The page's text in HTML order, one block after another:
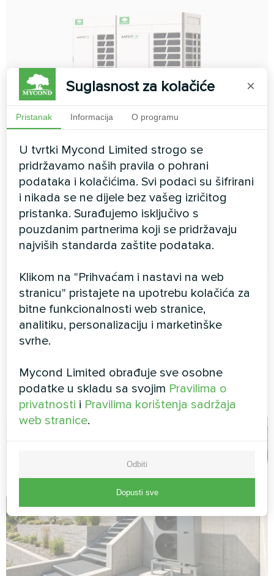
MRF 7
Serija MRF 7-H nudi nove mogućnosti: do četiri
vanjske jedinice sada se mogu kombinirati u sustav
s rasponom kapaciteta od 25 do 380 kW.
VIŠE PROIZVODA
Blog
Suglasnost za kolačiće ×
Pristanak Informacija O programu
U tvrtki Mycond Limited strogo se
pridržavamo naših pravila o pohrani
podataka i kolačićima. Svi podaci su šifrirani
i nikada se ne dijele bez vašeg izričitog
pristanka. Surađujemo isključivo s
pouzdanim partnerima koji se pridržavaju
najviših standarda zaštite podataka.
Klikom na "Prihvaćam i nastavi na web
stranicu" pristajete na upotrebu kolačića za
bitne funkcionalnosti web stranice,
analitiku, personalizaciju i marketinške
svrhe.
Mycond Limited obrađuje sve osobne
podatke u skladu sa svojim Pravilima o
privatnosti i Pravilima korištenja sadržaja
web stranice.
Odbiti
Dopusti sve